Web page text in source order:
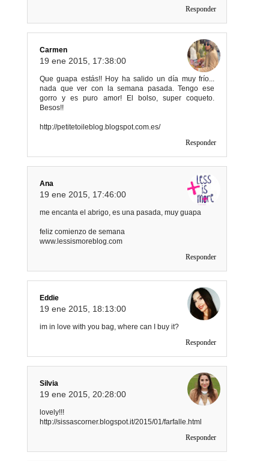
Responder
Carmen
19 ene 2015, 17:38:00
Que guapa estás!! Hoy ha salido un día muy frío...
nada que ver con la semana pasada. Tengo ese
gorro y es puro amor! El bolso, super coqueto.
Besos!!
http://petitetoileblog.blogspot.com.es/
Responder
Ana
19 ene 2015, 17:46:00
me encanta el abrigo, es una pasada, muy guapa
feliz comienzo de semana
www.lessismoreblog.com
Responder
Eddie
19 ene 2015, 18:13:00
im in love with you bag, where can I buy it?
Responder
Silvia
19 ene 2015, 20:28:00
lovely!!!
http://sissascorner.blogspot.it/2015/01/farfalle.html
Responder